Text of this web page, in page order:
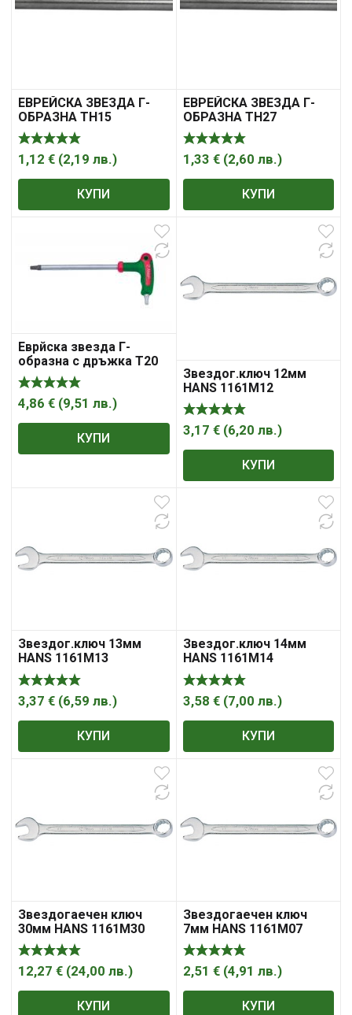
ЕВРЕЙСКА ЗВЕЗДА Г-
ОБРАЗНА ТH15
УДЪЛЖЕНА XL СЪС
ОТВОР 1752TH15
1,12 € (2,19 лв.)
КУПИ
ЕВРЕЙСКА ЗВЕЗДА Г-
ОБРАЗНА ТH27
УДЪЛЖЕНА XL СЪС
ОТВОР 1752TH27
1,33 € (2,60 лв.)
КУПИ
Еврйска звезда Г-
образна с дръжка Т20
HANS 1755TTH20
4,86 € (9,51 лв.)
КУПИ
Звездог.ключ 12мм
HANS 1161M12
3,17 € (6,20 лв.)
КУПИ
Звездог.ключ 13мм
HANS 1161M13
3,37 € (6,59 лв.)
КУПИ
Звездог.ключ 14мм
HANS 1161M14
3,58 € (7,00 лв.)
КУПИ
Звездогаечен ключ
30мм HANS 1161M30
12,27 € (24,00 лв.)
КУПИ
Звездогаечен ключ
7мм HANS 1161M07
2,51 € (4,91 лв.)
КУПИ